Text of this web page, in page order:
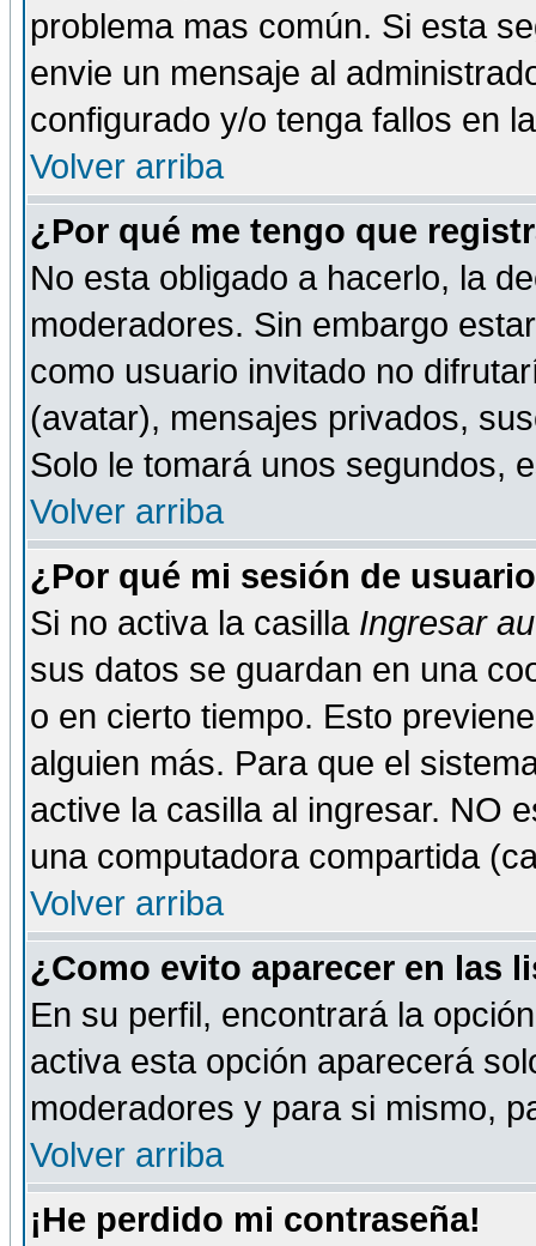
problema mas común. Si esta
envie un mensaje al
configurado y/o tenga fallos en
Volver arriba
¿Por qué me tengo que
No esta obligado a hacerlo, la
moderadores. Sin embargo
como usuario invitado no
(avatar), mensajes privados,
Solo le tomará unos segundos,
Volver arriba
¿Por qué mi sesión de
Si no activa la casilla Ingresar
sus datos se guardan en una
o en cierto tiempo. Esto
alguien más. Para que el
active la casilla al ingresar. NO
una computadora compartida
Volver arriba
¿Como evito aparecer en las
En su perfil, encontrará la
activa esta opción aparecerá
moderadores y para si mismo,
Volver arriba
¡He perdido mi contraseña!